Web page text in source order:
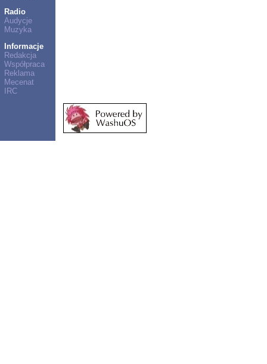
Radio
Audycje
Muzyka
Informacje
Redakcja
Współpraca
Reklama
Mecenat
IRC